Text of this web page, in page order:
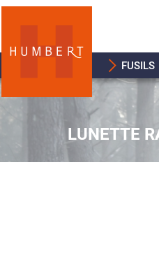
FUSILS
LUNETTE